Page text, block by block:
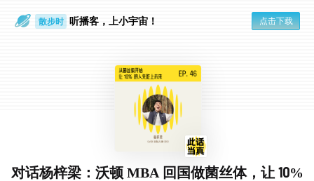
散步时 听播客，上小宇宙！ 点击下载
对话杨梓梁：沃顿 MBA 回国做菌丝体，让 10%